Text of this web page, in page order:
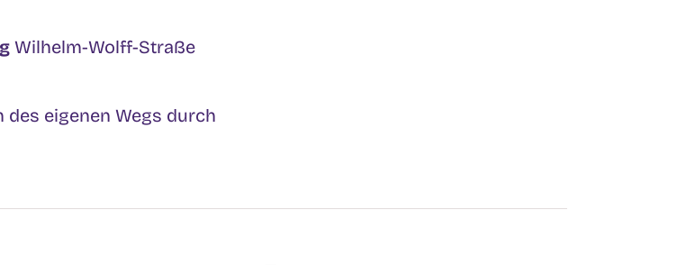
Wilhelm-Wolff-Straße
des eigenen Wegs durch